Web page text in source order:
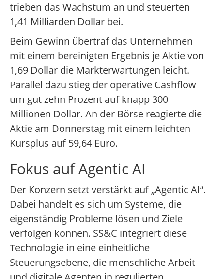
trieben das Wachstum an und steuerten
1,41 Milliarden Dollar bei.
Beim Gewinn übertraf das Unternehmen
mit einem bereinigten Ergebnis je Aktie von
1,69 Dollar die Markterwartungen leicht.
Parallel dazu stieg der operative Cashflow
um gut zehn Prozent auf knapp 300
Millionen Dollar. An der Börse reagierte die
Aktie am Donnerstag mit einem leichten
Kursplus auf 59,64 Euro.
Fokus auf Agentic AI
Der Konzern setzt verstärkt auf „Agentic AI“.
Dabei handelt es sich um Systeme, die
eigenständig Probleme lösen und Ziele
verfolgen können. SS&C integriert diese
Technologie in eine einheitliche
Steuerungsebene, die menschliche Arbeit